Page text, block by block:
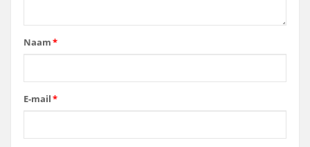
Naam*
E-mail*